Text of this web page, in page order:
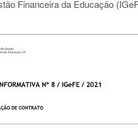
Financeira da Educação